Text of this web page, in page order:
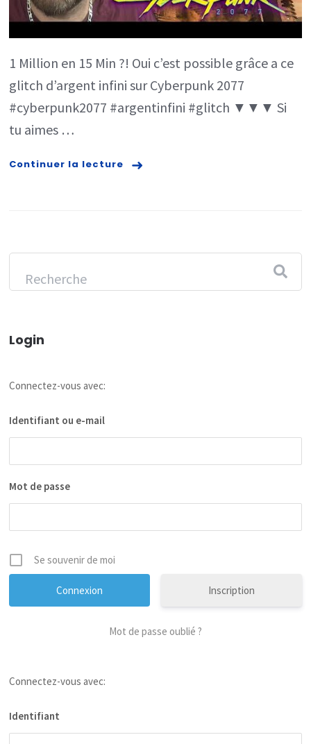
1 Million en 15 Min ?! Oui c’est possible grâce a ce
glitch d’argent infini sur Cyberpunk 2077
#cyberpunk2077 #argentinfini #glitch ▼▼▼ Si
tu aimes …
Continuer la lecture
Login
Connectez-vous avec:
Identifiant ou e-mail
Mot de passe
Se souvenir de moi
Inscription
Mot de passe oublié ?
Connectez-vous avec:
Identifiant